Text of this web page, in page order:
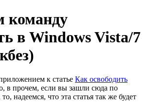
команду
в Windows Vista/7
к статье Как освободить
в прочем, если вы зашли сюда по
надеемся, что эта статья так же будет